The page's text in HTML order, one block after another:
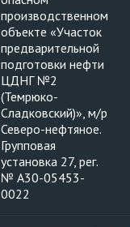
производственном
объекте «Участок
предварительной
подготовки нефти
ЦДНГ №2
(Темрюко-
Сладковский)», м/р
Северо-нефтяное.
Групповая
установка 27, рег.
№ А30-05453-
0022